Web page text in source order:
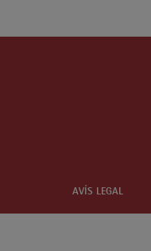
AVÍS LEGAL